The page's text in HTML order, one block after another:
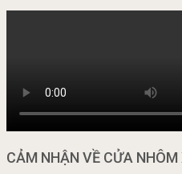
CẢM NHẬN VỀ CỬA NHÔM